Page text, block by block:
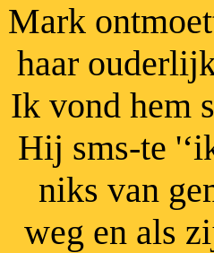
Mark
haar
Ik vond hem
Hij sms-te
niks van
weg en als